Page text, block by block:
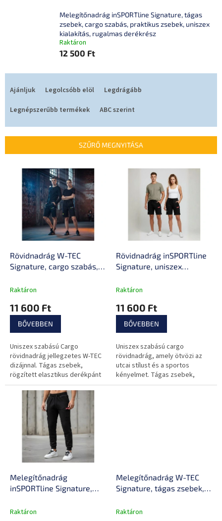
Melegítőnadrág inSPORTline Signature, tágas
zsebek, cargo szabás, praktikus zsebek, uniszex
kialakítás, rugalmas derékrész
Raktáron
12 500 Ft
m
k
Ajánljuk Legolcsóbb elöl
Legdrágább
Legnépszerűbb termékek
ABC szerint
SZŰRŐ MEGNYITÁSA
Rövidnadrág W-TEC
Signature, cargo szabás,
kialakítás, rugalmas
anyag
Raktáron
11 600 Ft
BŐVEBBEN
Uniszex szabású Cargo
rövidnadrág jellegzetes W-TEC
dizájnnal. Tágas zsebek,
rögzített elasztikus derékpánt
és kényelmes anyag
sportoláshoz, városba és
szabadidőre.
Rövidnadrág inSPORTline
Signature, uniszex
rugalmas derékrész,
Raktáron
11 600 Ft
BŐVEBBEN
Uniszex szabású cargo
rövidnadrág, amely ötvözi az
utcai stílust és a sportos
kényelmet. Tágas zsebek,
rögzített elasztikus derékpánt
Melegítőnadrág
inSPORTline Signature,
szabás, praktikus zsebek,
Raktáron
Melegítőnadrág W-TEC
Signature, tágas zsebek,
zsebek, uniszex kialakítás,
Raktáron